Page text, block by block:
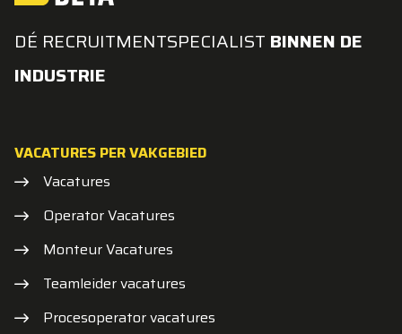
DÉ RECRUITMENTSPECIALIST BINNEN DE
INDUSTRIE
VACATURES PER VAKGEBIED
Vacatures
Operator Vacatures
Monteur Vacatures
Teamleider vacatures
Procesoperator vacatures